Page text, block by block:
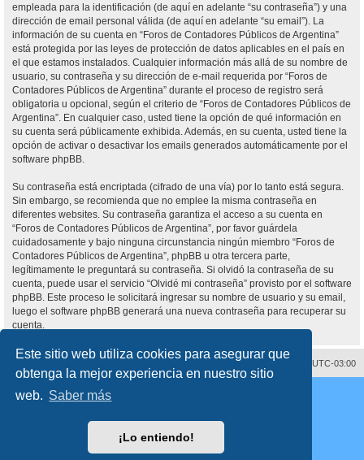
Este sitio web utiliza cookies para asegurar que
obtenga la mejor experiencia en nuestro sitio
web. Saber más
¡Lo entiendo!
empleada para la identificación (de aquí en adelante “su contraseña”) y una
dirección de email personal válida (de aquí en adelante “su email”). La
información de su cuenta en “Foros de Contadores Públicos de Argentina”
está protegida por las leyes de protección de datos aplicables en el país en
el que estamos instalados. Cualquier información más allá de su nombre de
usuario, su contraseña y su dirección de e-mail requerida por “Foros de
Contadores Públicos de Argentina” durante el proceso de registro será
obligatoria u opcional, según el criterio de “Foros de Contadores Públicos de
Argentina”. En cualquier caso, usted tiene la opción de qué información en
su cuenta será públicamente exhibida. Además, en su cuenta, usted tiene la
opción de activar o desactivar los emails generados automáticamente por el
software phpBB.
Su contraseña está encriptada (cifrado de una vía) por lo tanto está segura.
Sin embargo, se recomienda que no emplee la misma contraseña en
diferentes websites. Su contraseña garantiza el acceso a su cuenta en
“Foros de Contadores Públicos de Argentina”, por favor guárdela
cuidadosamente y bajo ninguna circunstancia ningún miembro “Foros de
Contadores Públicos de Argentina”, phpBB u otra tercera parte,
legítimamente le preguntará su contraseña. Si olvidó la contraseña de su
cuenta, puede usar el servicio “Olvidé mi contraseña” provisto por el software
phpBB. Este proceso le solicitará ingresar su nombre de usuario y su email,
luego el software phpBB generará una nueva contraseña para recuperar su
cuenta.
Todos los horarios son UTC-03:00
Borrar cookies
Desarrollado por
® Forum Software © phpBB Limited
Traducción al español porphpBB España
Condiciones